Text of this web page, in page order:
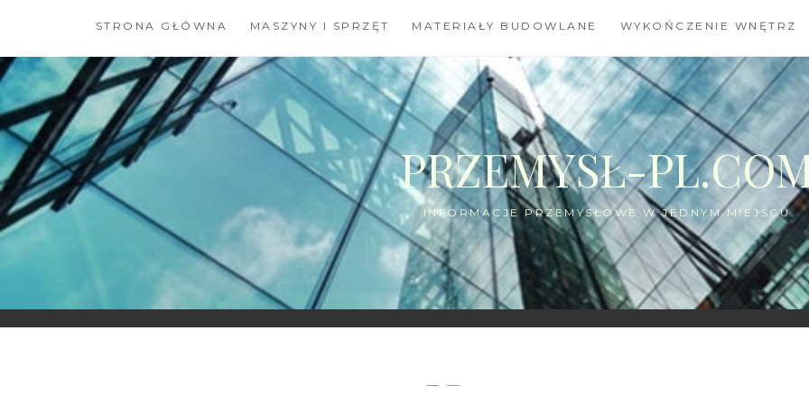
content
STRONA GŁÓWNA MASZYNY I SPRZĘT MATERIAŁY BUDOWLANE WYKOŃCZENIE WNĘTRZ
PRZEMYSŁ-
INFORMACJE PRZEMYSŁOWE W JEDNYM MIEJSCU
— —